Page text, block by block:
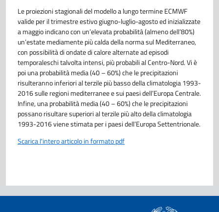
Le proiezioni stagionali del modello a lungo termine ECMWF
valide per il trimestre estivo giugno-luglio-agosto ed inizializzate
a maggio indicano con un’elevata probabilità (almeno dell’80%)
un’estate mediamente più calda della norma sul Mediterraneo,
con possibilità di ondate di calore alternate ad episodi
temporaleschi talvolta intensi, più probabili al Centro-Nord. Vi è
poi una probabilità media (40 – 60%) che le precipitazioni
risulteranno inferiori al terzile più basso della climatologia 1993-
2016 sulle regioni mediterranee e sui paesi dell’Europa Centrale.
Infine, una probabilità media (40 – 60%) che le precipitazioni
possano risultare superiori al terzile più alto della climatologia
1993-2016 viene stimata per i paesi dell’Europa Settentrionale.
Scarica l'intero articolo in formato pdf